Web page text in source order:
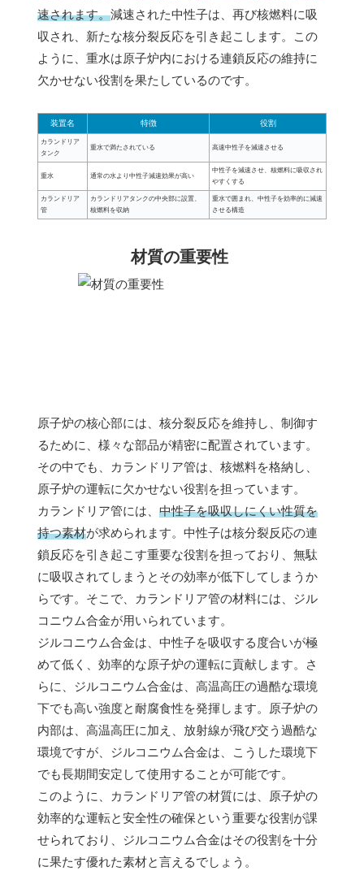
速されます。減速された中性子は、再び核燃料に吸
収され、新たな核分裂反応を引き起こします。この
ように、重水は原子炉内における連鎖反応の維持に
欠かせない役割を果たしているのです。
装置名 特徴 役割
カランドリア
タンク
重水で満たされている 高速中性子を減速させる
重水 通常の水より中性子減速効果が高い
中性子を減速させ、核燃料に吸収され
やすくする
カランドリア
管
カランドリアタンクの中央部に設置、
核燃料を収納
重水で囲まれ、中性子を効率的に減速
させる構造
材質の重要性
原子炉の核心部には、核分裂反応を維持し、制御す
るために、様々な部品が精密に配置されています。
その中でも、カランドリア管は、核燃料を格納し、
原子炉の運転に欠かせない役割を担っています。
カランドリア管には、 中性子を吸収しにくい性質を
持つ素材が求められます。中性子は核分裂反応の連
鎖反応を引き起こす重要な役割を担っており、無駄
に吸収されてしまうとその効率が低下してしまうか
らです。そこで、カランドリア管の材料には、ジル
コニウム合金が用いられています。
ジルコニウム合金は、中性子を吸収する度合いが極
めて低く、効率的な原子炉の運転に貢献します。さ
らに、ジルコニウム合金は、高温高圧の過酷な環境
下でも高い強度と耐腐食性を発揮します。原子炉の
内部は、高温高圧に加え、放射線が飛び交う過酷な
環境ですが、ジルコニウム合金は、こうした環境下
でも長期間安定して使用することが可能です。
このように、カランドリア管の材質には、原子炉の
効率的な運転と安全性の確保という重要な役割が課
せられており、ジルコニウム合金はその役割を十分
に果たす優れた素材と言えるでしょう。